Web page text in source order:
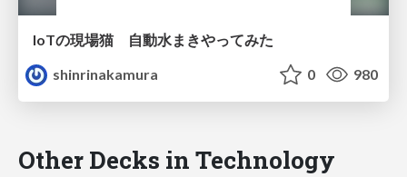
IoTの現場猫 自動水まきやってみた
shinrinakamura
0 980
Other Decks in Technology